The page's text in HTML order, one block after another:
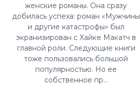
женские романы. Она сразу
добилась успеха: роман «Мужчины
и другие катастрофы» был
экранизирован с Хайке Макатч в
главной роли. Следующие книги
тоже пользовались большой
популярностью. Но ее
собственное пр...